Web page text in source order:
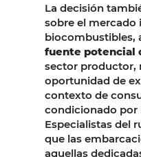
La decisión
sobre el mercado
biocombustibles,
fuente potencial
sector productor,
oportunidad de
contexto de
condicionado por
Especialistas del
que las
aquellas